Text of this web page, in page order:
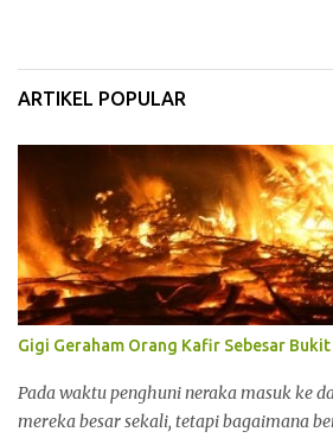
ARTIKEL POPULAR
Gigi Geraham Orang Kafir Sebesar Bukit
Pada waktu penghuni neraka masuk ke
mereka besar sekali, tetapi bagaimana